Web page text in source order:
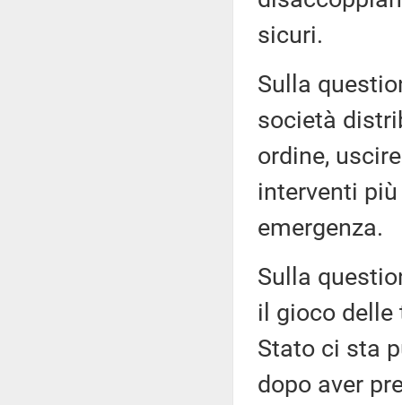
sicuri.
Sulla
società
ordine,
interventi
emergenza.
Sulla
il gioco delle
Stato ci sta
dopo aver